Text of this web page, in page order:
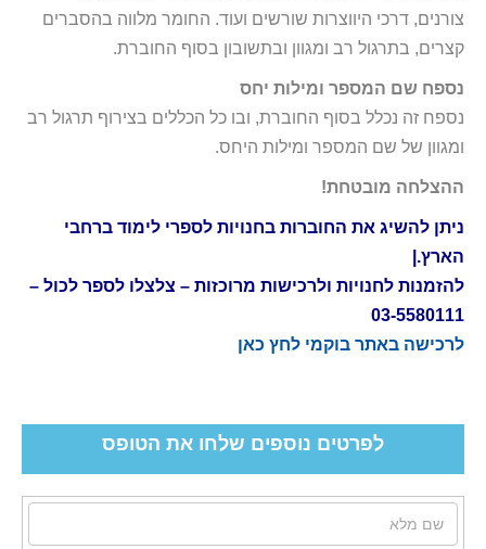
צורנים, דרכי היווצרות שורשים ועוד. החומר מלווה בהסברים
קצרים, בתרגול רב ומגוון ובתשובון בסוף החוברת.
נספח שם המספר ומילות יחס
נספח זה נכלל בסוף החוברת, ובו כל הכללים בצירוף תרגול רב
ומגוון של שם המספר ומילות היחס.
ההצלחה מובטחת!
ניתן להשיג את החוברות בחנויות לספרי לימוד ברחבי
הארץ.|
להזמנות לחנויות ולרכישות מרוכזות – צלצלו לספר לכול –
03-5580111
לרכישה באתר בוקמי לחץ כאן
לפרטים נוספים שלחו את הטופס